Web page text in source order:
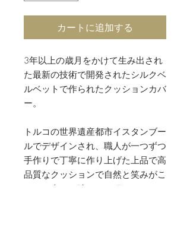
カートに追加する
3年以上の歳月をかけて生み出され
た最新の技術で開発されたシルクベ
ルベットで作られたクッションカバ
ー。
トルコの世界遺産都市イスタンブー
ルでデザインされ、職人が一つずつ
手作りで丁寧に作り上げた上品で高
品質なクッションで自然と笑みがこ
ぼれる幸せを味わって頂きたいで